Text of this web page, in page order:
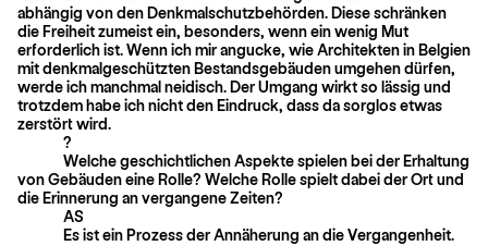
abhängig von den Denkmalschutzbehörden. Diese schränken
die Freiheit zumeist ein, besonders, wenn ein wenig Mut
erforderlich ist. Wenn ich mir angucke, wie Architekten in Belgien
mit denkmal­geschützten Bestandsgebäuden umgehen dürfen,
werde ich manchmal neidisch. Der Umgang wirkt so lässig und
trotzdem habe ich nicht den Eindruck, dass da sorglos etwas
zerstört wird.
?
Welche geschichtlichen Aspekte spielen bei der Erhaltung
von Gebäuden eine Rolle? Welche Rolle spielt dabei der Ort und
die Erinnerung an vergangene Zeiten?
AS
Es ist ein Prozess der Annäherung an die Vergangenheit.